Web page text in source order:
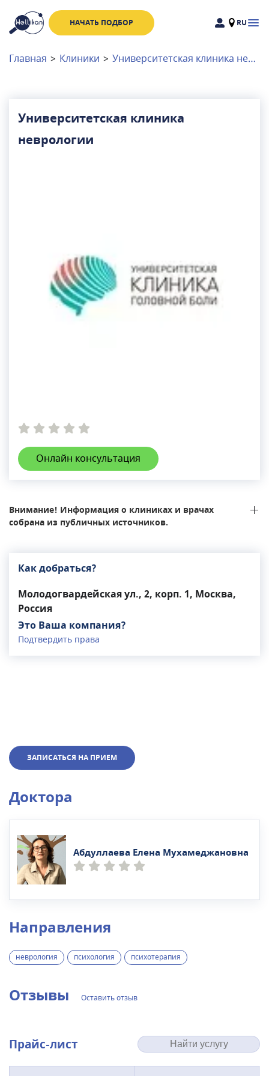
НАЧАТЬ ПОДБОР RU
Доктора
Клиники
Главная > Клиники > Университетская клиника неврологии
Университетская клиника
неврологии
Онлайн консультация
Внимание! Информация о клиниках и врачах
собрана из публичных источников.
Как добраться?
Молодогвардейская ул., 2, корп. 1, Москва,
Россия
Это Ваша компания?
Подтвердить права
ЗАПИСАТЬСЯ НА ПРИЕМ
Доктора
Абдуллаева Елена Мухамеджановна
Направления
неврология психология психотерапия
Отзывы Оставить отзыв
Прайс-лист